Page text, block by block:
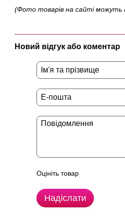
(Фото товарів на сайті можуть
Новий відгук або коментар
Оцініть товар
Надіслати